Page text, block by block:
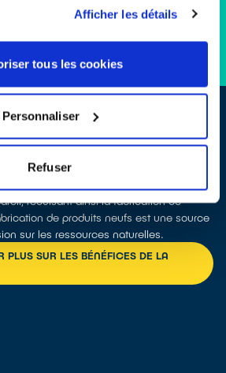
Afficher les détails
tous les cookies
Personnaliser
Refuser
vivant et les ressources
réduisant ainsi la fabrication de
de produits neufs est une source
sur les ressources naturelles.
PLUS SUR LES BÉNÉFICES DE LA